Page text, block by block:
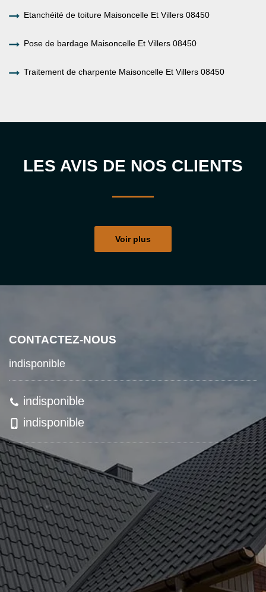
Etanchéité de toiture Maisoncelle Et Villers 08450
Pose de bardage Maisoncelle Et Villers 08450
Traitement de charpente Maisoncelle Et Villers 08450
LES AVIS DE NOS CLIENTS
Voir plus
CONTACTEZ-NOUS
indisponible
indisponible
indisponible